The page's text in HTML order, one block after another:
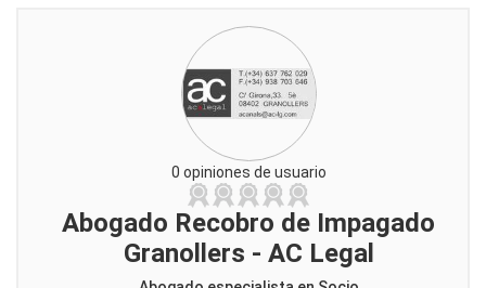
0 opiniones de usuario
Abogado Recobro de Impagado
Granollers - AC Legal